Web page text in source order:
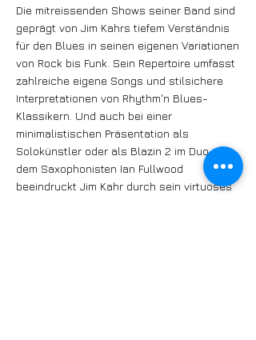
Die mitreissenden Shows seiner Band sind
geprägt von Jim Kahrs tiefem Verständnis
für den Blues in seinen eigenen Variationen
von Rock bis Funk. Sein Repertoire umfasst
zahlreiche eigene Songs und stilsichere
Interpretationen von Rhythm'n Blues-
Klassikern. Und auch bei einer
minimalistischen Präsentation als
Solokünstler oder als Blazin 2 im Duo mit
dem Saxophonisten Ian Fullwood
beeindruckt Jim Kahr durch sein virtuoses